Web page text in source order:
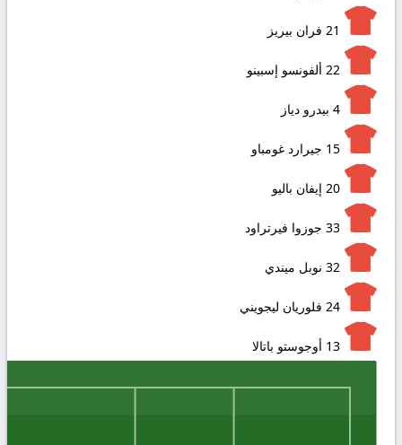
21 فران بيريز
22 ألفونسو إسبينو
4 بيدرو دياز
15 جيرارد غومباو
20 إيفان باليو
33 جوزوا فيرتراود
32 نوبل ميندي
24 فلوريان ليجويني
13 أوجوستو باتالا